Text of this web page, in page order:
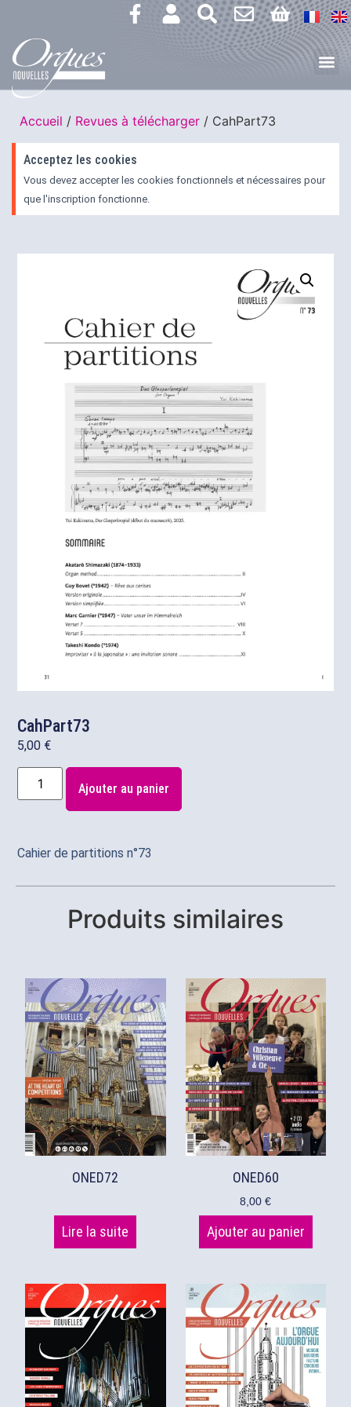
Accueil / Revues à télécharger / CahPart73
Acceptez les cookies
Vous devez accepter les cookies fonctionnels et nécessaires pour
que l'inscription fonctionne.
CahPart73
5,00 €
Ajouter au panier
Cahier de partitions n°73
Produits similaires
ONED72
Lire la suite
ONED60
8,00€
Ajouter au panier